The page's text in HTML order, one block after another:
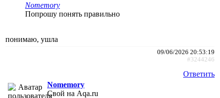
Nomemory
Попрошу понять правильно
понимаю, ушла
09/06/2026 20:53:19
#3244246
Ответить
Nomemory
Свой на Aqa.ru